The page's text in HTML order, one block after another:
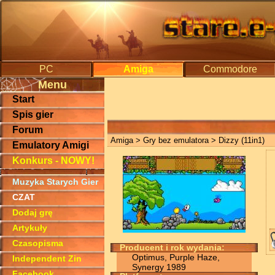
PC Amiga Commodore
Menu
Start
Spis gier
Forum
Emulatory Amigi
Konkurs - NOWY!
Muzyka Starych Gier
CZAT
Dodaj grę
Artykuły
Czasopisma
Independent Zin
Amiga> Gry bez emulatora> Dizzy (11in1)
Producent i rok wydania:
Optimus, Purple Haze,
Synergy 1989